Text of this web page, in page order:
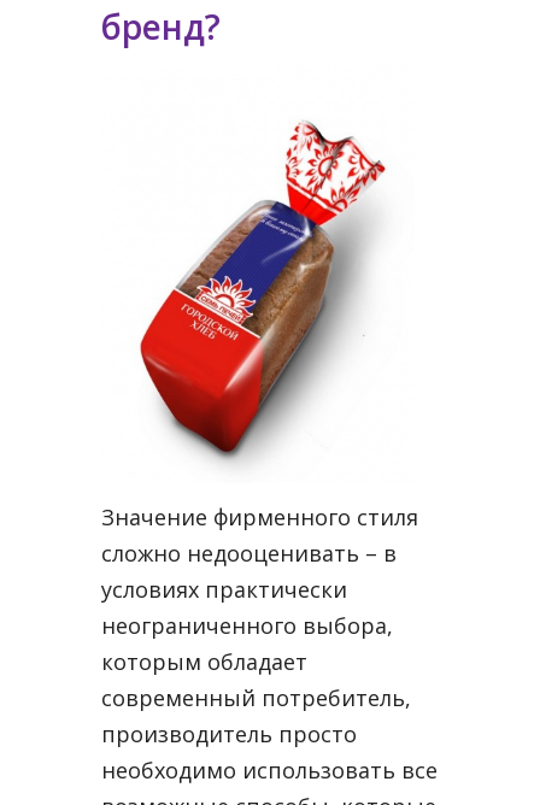
бренд?
Значение фирменного стиля
сложно недооценивать – в
условиях практически
неограниченного выбора,
которым обладает
современный потребитель,
производитель просто
необходимо использовать все